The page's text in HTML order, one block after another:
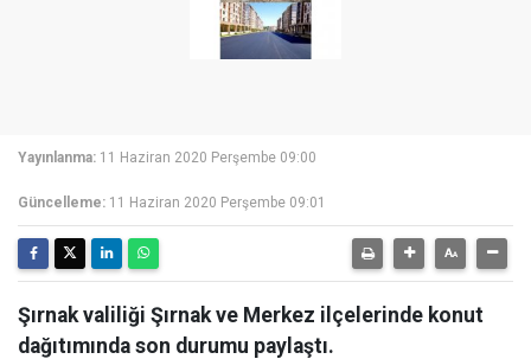
Yayınlanma: 11 Haziran 2020 Perşembe 09:00
Güncelleme: 11 Haziran 2020 Perşembe 09:01
Şırnak valiliği Şırnak ve Merkez ilçelerinde konut
dağıtımında son durumu paylaştı.